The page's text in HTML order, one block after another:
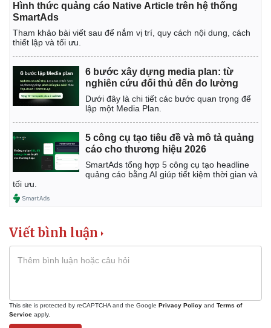
Giá cà phê
Hình thức quảng cáo Native Article trên hệ thống
SmartAds
Tham khảo bài viết sau để nắm vị trí, quy cách nội dung, cách
thiết lập và tối ưu.
6 bước xây dựng media plan: từ
nghiên cứu đối thủ đến đo lường
Dưới đây là chi tiết các bước quan trọng để
lập một Media Plan.
5 công cụ tạo tiêu đề và mô tả quảng
cáo cho thương hiệu 2026
SmartAds tổng hợp 5 công cụ tạo headline
quảng cáo bằng AI giúp tiết kiệm thời gian và
tối ưu.
Viết bình luận
This site is protected by reCAPTCHA and the Google Privacy Policy and Terms of
Service apply.